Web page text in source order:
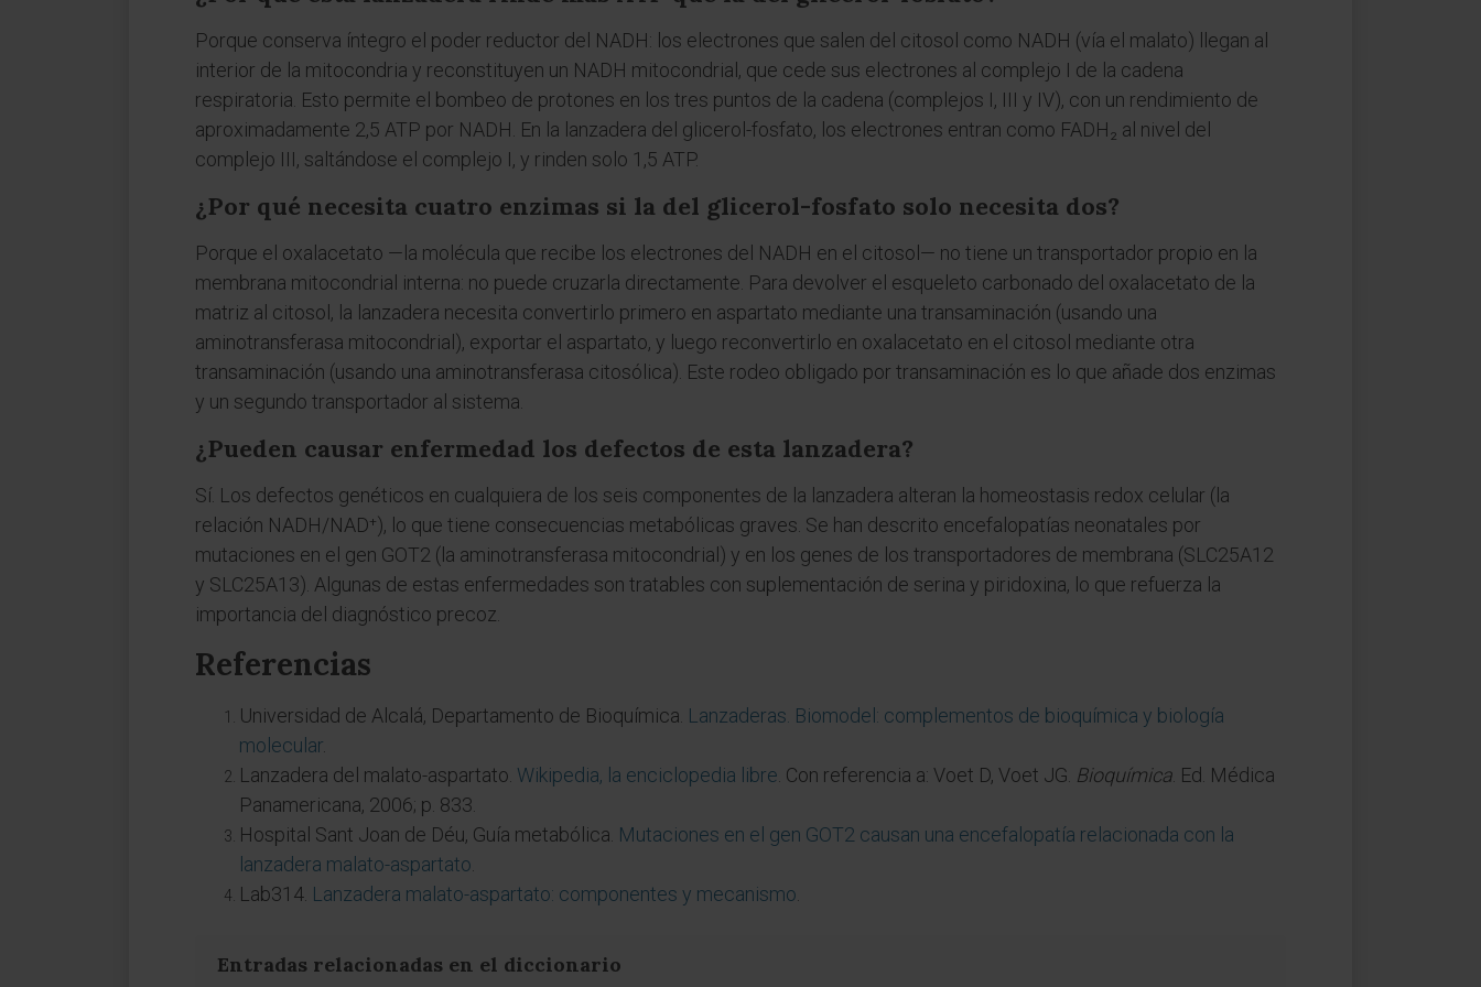
Porque conserva íntegro el poder reductor del NADH: los electrones que salen del citosol como NADH (vía el malato) llegan al
interior de la mitocondria y reconstituyen un NADH mitocondrial, que cede sus electrones al complejo I de la cadena
respiratoria. Esto permite el bombeo de protones en los tres puntos de la cadena (complejos I, III y IV), con un rendimiento de
aproximadamente 2,5 ATP por NADH. En la lanzadera del glicerol-fosfato, los electrones entran como FADH₂ al nivel del
complejo III, saltándose el complejo I, y rinden solo 1,5 ATP.
¿Por qué necesita cuatro enzimas si la del glicerol-fosfato solo necesita dos?
Porque el oxalacetato —la molécula que recibe los electrones del NADH en el citosol— no tiene un transportador propio en la
membrana mitocondrial interna: no puede cruzarla directamente. Para devolver el esqueleto carbonado del oxalacetato de la
matriz al citosol, la lanzadera necesita convertirlo primero en aspartato mediante una transaminación (usando una
aminotransferasa mitocondrial), exportar el aspartato, y luego reconvertirlo en oxalacetato en el citosol mediante otra
transaminación (usando una aminotransferasa citosólica). Este rodeo obligado por transaminación es lo que añade dos enzimas
y un segundo transportador al sistema.
¿Pueden causar enfermedad los defectos de esta lanzadera?
Sí. Los defectos genéticos en cualquiera de los seis componentes de la lanzadera alteran la homeostasis redox celular (la
relación NADH/NAD⁺), lo que tiene consecuencias metabólicas graves. Se han descrito encefalopatías neonatales por
mutaciones en el gen GOT2 (la aminotransferasa mitocondrial) y en los genes de los transportadores de membrana (SLC25A12
y SLC25A13). Algunas de estas enfermedades son tratables con suplementación de serina y piridoxina, lo que refuerza la
importancia del diagnóstico precoz.
Referencias
Universidad de Alcalá, Departamento de Bioquímica. Lanzaderas. Biomodel: complementos de bioquímica y biología
molecular
Lanzadera del malato-aspartato. Wikipedia, la enciclopedia libre . Con referencia a: Voet D, Voet JG. Bioquímica . Ed. Médica
Panamericana, 2006; p. 833.
Hospital Sant Joan de Déu, Guía metabólica. Mutaciones en el gen GOT2 causan una encefalopatía relacionada con la
lanzadera malato-aspartato
Lab314. Lanzadera malato-aspartato: componentes y mecanismo
Entradas relacionadas en el diccionario